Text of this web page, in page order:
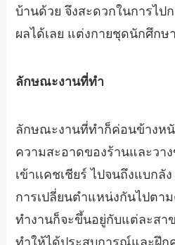
บ้านด้วย จึงสะดวกในการไป
ผลได้เลย แต่งกายชุดนักศึกษา
ลักษณะงานที่ทำ
ลักษณะงานที่ทำก็ค่อนข้างห
ความสะอาดของร้านและวา
เข้าเเคชเชียร์ ไปจนถึงแบกลั
การเปลี่ยนตำแหน่งกันไปตา
ทำงานก็จะขึ้นอยู่กับแต่ละสา
ทำให้ได้ประสบการณ์และฝึก